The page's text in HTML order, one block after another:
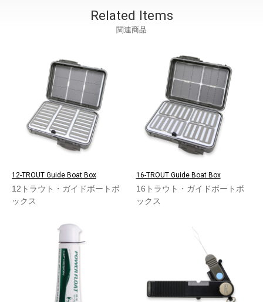
Related Items
関連商品
12-TROUT Guide Boat Box
12トラウト・ガイドボートボ
ックス
16-TROUT Guide Boat Box
16トラウト・ガイドボートボ
ックス